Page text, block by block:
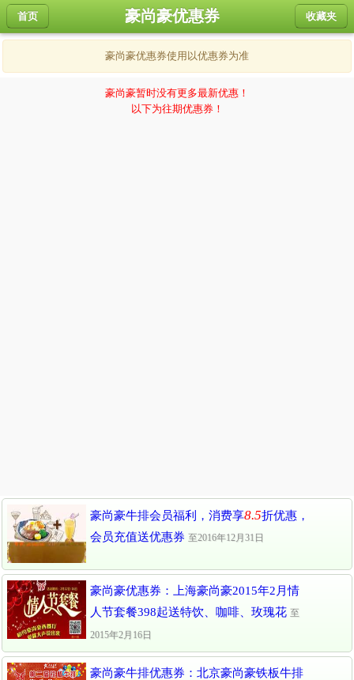
首页 收藏夹
豪尚豪优惠券
豪尚豪优惠券使用以优惠券为准
豪尚豪暂时没有更多最新优惠！
以下为往期优惠券！
豪尚豪牛排会员福利，消费享8.5折优惠，
会员充值送优惠券 至2016年12月31日
豪尚豪优惠券：上海豪尚豪2015年2月情
人节套餐398起送特饮、咖啡、玫瑰花 至
2015年2月16日
豪尚豪牛排优惠券：北京豪尚豪铁板牛排